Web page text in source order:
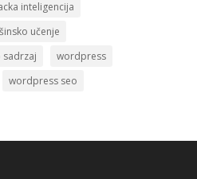
inteligencija
učenje
sadrzaj
wordpress
wordpress seo